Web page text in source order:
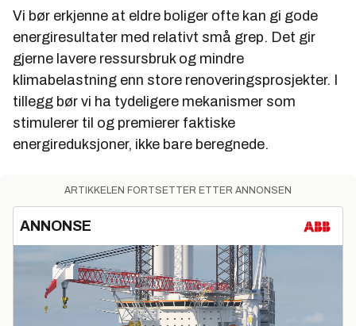
Vi bør erkjenne at eldre boliger ofte kan gi gode
energiresultater med relativt små grep. Det gir
gjerne lavere ressursbruk og mindre
klimabelastning enn store renoveringsprosjekter. I
tillegg bør vi ha tydeligere mekanismer som
stimulerer til og premierer faktiske
energireduksjoner, ikke bare beregnede.
ARTIKKELEN FORTSETTER ETTER ANNONSEN
ANNONSE